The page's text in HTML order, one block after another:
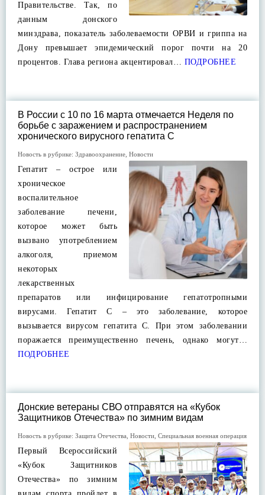
Правительстве. Так, по
данным донского
минздрава, показатель заболеваемости ОРВИ и гриппа на
Дону превышает эпидемический порог почти на 20
процентов. Глава региона акцентировал… ПОДРОБНЕЕ
В России с 10 по 16 марта отмечается Неделя по
борьбе с заражением и распространением
хронического вирусного гепатита С
Новость в рубрике: Здравоохранение Новости
Гепатит – острое или
хроническое
воспалительное
заболевание печени,
которое может быть
вызвано употреблением
алкоголя, приемом
некоторых
лекарственных
препаратов или инфицирование гепатотропными
вирусами. Гепатит С – это заболевание, которое
вызывается вирусом гепатита С. При этом заболевании
поражается преимущественно печень, однако могут…
ПОДРОБНЕЕ
Донские ветераны СВО отправятся на «Кубок
Защитников Отечества» по зимним видам
Новость в рубрике: Защита Отечества Новости Специальная военная операция
Первый Всероссийский
«Кубок Защитников
Отечества» по зимним